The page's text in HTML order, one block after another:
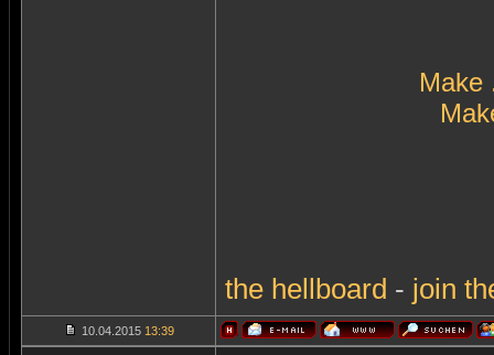
Make
the hellboard - join
10.04.2015 13:39